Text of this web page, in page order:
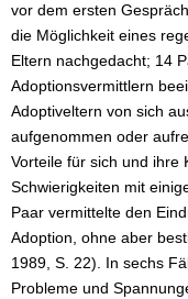
vor dem ersten
die Möglichkeit eines
Eltern nachgedacht; 14
Adoptionsvermittlern
Adoptiveltern von sich
aufgenommen oder
Vorteile für sich und ihre
Schwierigkeiten mit
Paar vermittelte den
Adoption, ohne aber
1989, S. 22). In sechs
Probleme und